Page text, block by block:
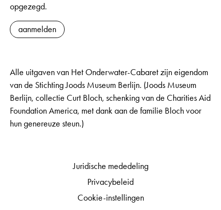
opgezegd.
aanmelden
Alle uitgaven van Het Onderwater-Cabaret zijn eigendom
van de Stichting Joods Museum Berlijn. (Joods Museum
Berlijn, collectie Curt Bloch, schenking van de Charities Aid
Foundation America, met dank aan de familie Bloch voor
hun genereuze steun.)
Juridische mededeling
Privacybeleid
Cookie-instellingen